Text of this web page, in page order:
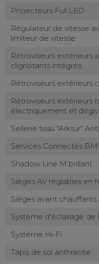
Projecteurs Full LED
Régulateur de vitesse
limiteur de vitesse
Rétroviseurs extérieurs
clignotants intégrés
Rétroviseurs extérieurs
Rétroviseurs extérieurs
électriquement et
Sellerie tissu "Arktur"
Services Connectés
Shadow Line M brillant
Sièges AV réglables en
Sièges avant chauffants
Système d'éclairage de
Système Hi-Fi
Tapis de sol anthracite